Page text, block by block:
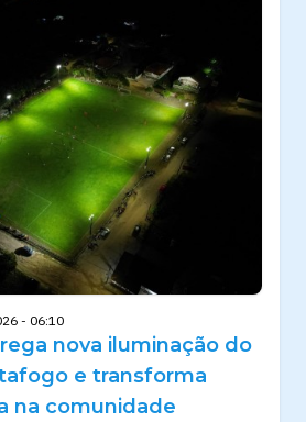
- 06:10
nova iluminação do
e transforma
na comunidade